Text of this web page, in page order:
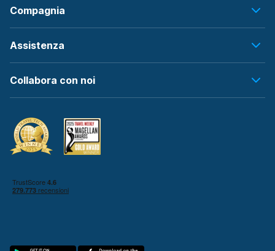
Compagnia
Assistenza
Collabora con noi